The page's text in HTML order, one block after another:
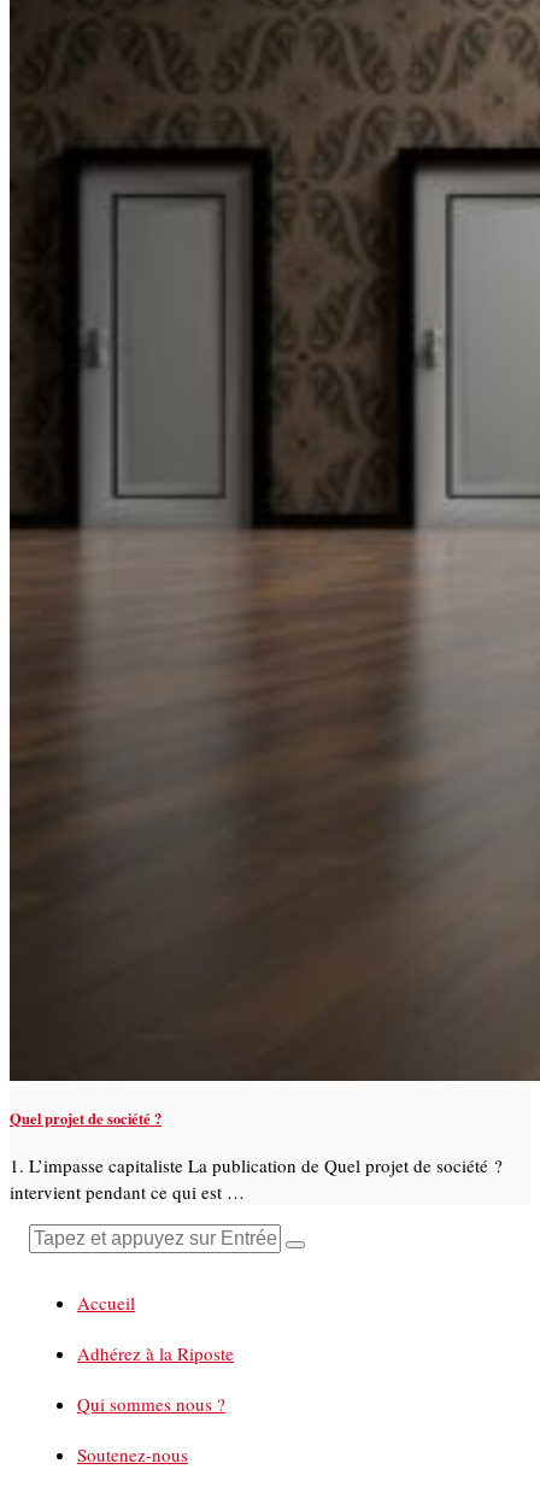
Quel projet de société ?
1. L’impasse capitaliste La publication de Quel projet de société ?
intervient pendant ce qui est …
Accueil
Adhérez à la Riposte
Qui sommes nous ?
Soutenez-nous